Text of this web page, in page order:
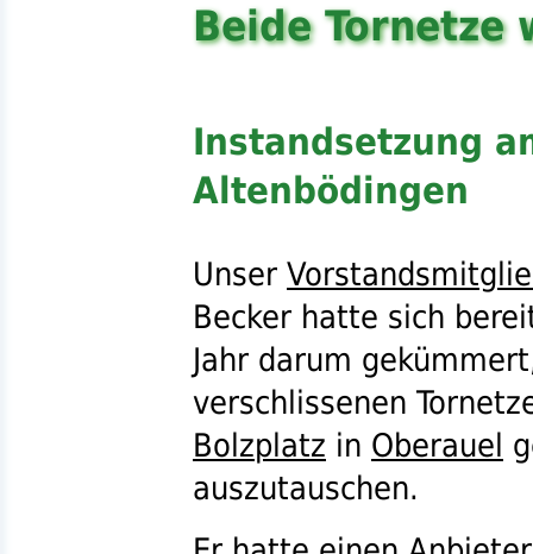
Beide Tornetze
Instandsetzung
Altenbödingen
Unser
Becker hatte sich
Jahr darum
verschlissenen
Bolzplatz in Oberauel
auszutauschen.